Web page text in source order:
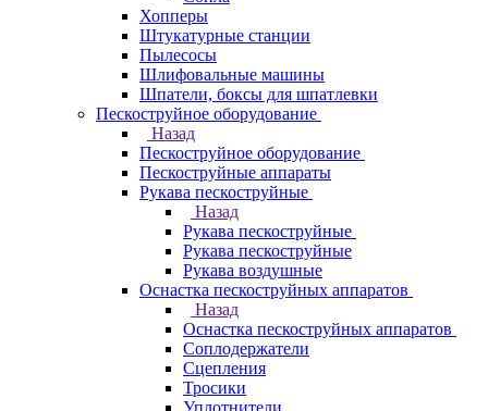
Хопперы
Штукатурные станции
Пылесосы
Шлифовальные машины
Шпатели, боксы для шпатлевки
Пескоструйное оборудование
Назад
Пескоструйное оборудование
Пескоструйные аппараты
Рукава пескоструйные
Назад
Рукава пескоструйные
Рукава пескоструйные
Рукава воздушные
Оснастка пескоструйных аппаратов
Назад
Оснастка пескоструйных аппаратов
Соплодержатели
Сцепления
Тросики
Уплотнители